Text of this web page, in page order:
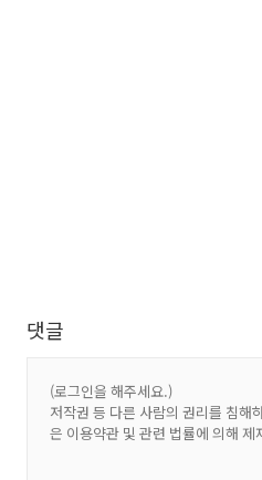
댓글